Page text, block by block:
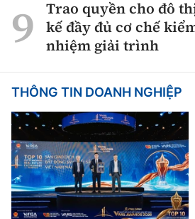
Trao quyền cho đô
kế đầy đủ cơ chế
nhiệm giải trình
THÔNG TIN DOANH NGHIỆP